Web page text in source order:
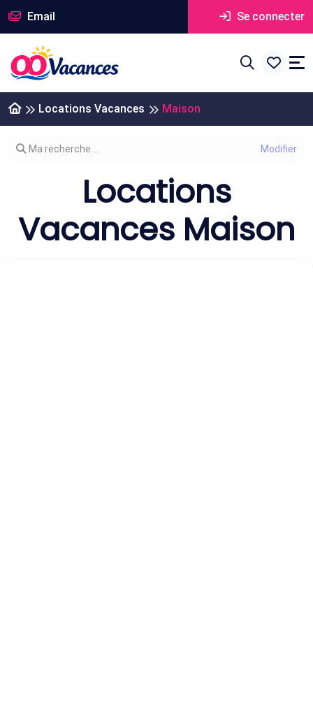
Email Se connecter
Locations Vacances Maison
Modifier votre recherche
Ma recherche ...
Locations
Vacances Maison